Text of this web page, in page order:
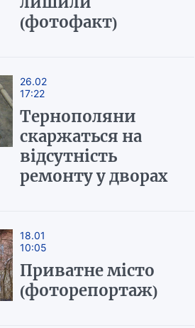
(фотофакт)
26.02
17:22
Тернополяни
скаржаться на
відсутність
ремонту у дворах
18.01
10:05
Приватне місто
(фоторепортаж)